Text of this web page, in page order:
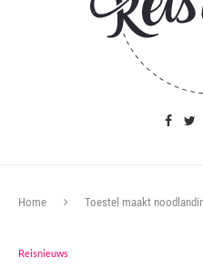
Home Toestel maakt
Reisnieuws